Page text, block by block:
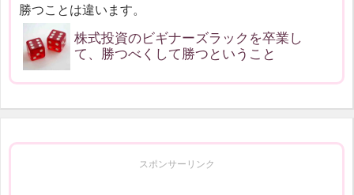
勝つことは違います。
株式投資のビギナーズラックを卒業し
て、勝つべくして勝つということ
スポンサーリンク